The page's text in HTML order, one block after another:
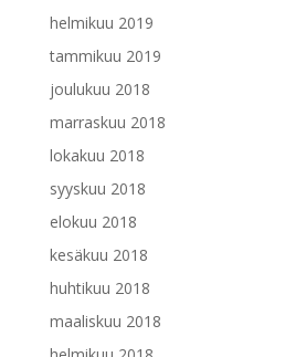
helmikuu 2019
tammikuu 2019
joulukuu 2018
marraskuu 2018
lokakuu 2018
syyskuu 2018
elokuu 2018
kesäkuu 2018
huhtikuu 2018
maaliskuu 2018